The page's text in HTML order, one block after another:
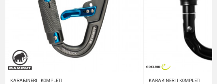
POŠALJI
KARABINERI I KOMPLETI KARABINERI I KOMPLETI